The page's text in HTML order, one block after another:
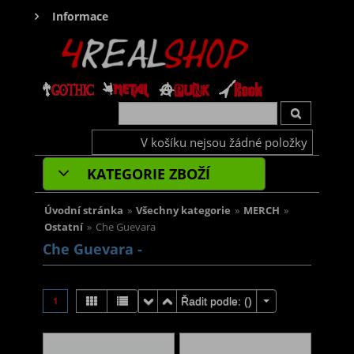
Informace
V košíku nejsou žádné položky
KATEGORIE ZBOŽÍ
Úvodní stránka » Všechny kategorie » MERCH »
Ostatní » Che Guevara
Che Guevara -
1 Řadit podle: ()